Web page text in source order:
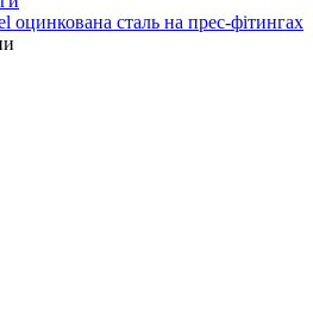
оцинкована сталь на прес-фітингах